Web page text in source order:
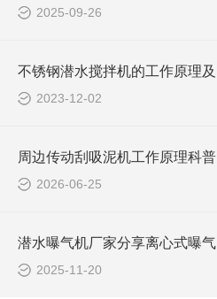
2025-09-26
2023-12-02
周边传动刮吸泥机工作原理科普
2026-06-25
2025-11-20